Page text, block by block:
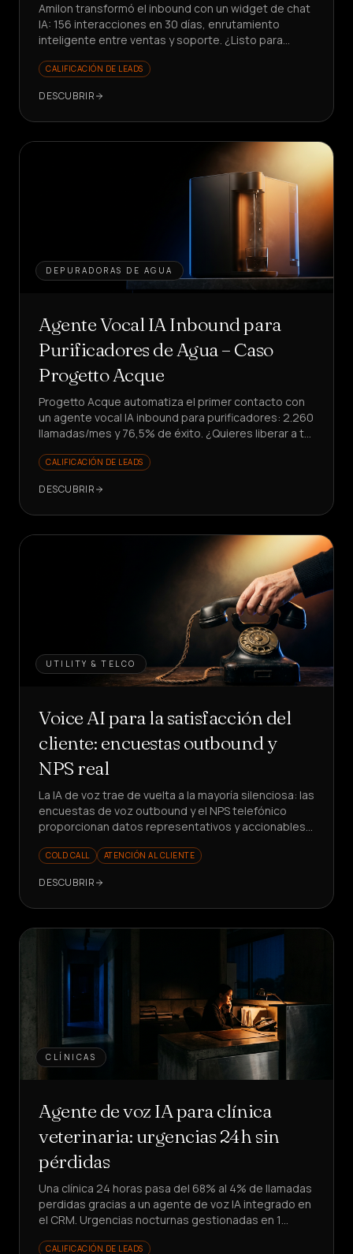
Amilon transformó el inbound con un widget de chat
IA: 156 interacciones en 30 días, enrutamiento
inteligente entre ventas y soporte. ¿Listo para
CALIFICACIÓN DE LEADS
DESCUBRIR
DEPURADORAS DE AGUA
Agente Vocal IA Inbound para
Purificadores de Agua – Caso
Progetto Acque
Progetto Acque automatiza el primer contacto con
un agente vocal IA inbound para purificadores: 2.260
llamadas/mes y 76,5% de éxito. ¿Quieres liberar a tu
CALIFICACIÓN DE LEADS
DESCUBRIR
UTILITY & TELCO
Voice AI para la satisfacción del
cliente: encuestas outbound y
NPS real
La IA de voz trae de vuelta a la mayoría silenciosa: las
encuestas de voz outbound y el NPS telefónico
proporcionan datos representativos y accionables.
COLD CALL ATENCIÓN AL CLIENTE
DESCUBRIR
CLÍNICAS
Agente de voz IA para clínica
veterinaria: urgencias 24h sin
pérdidas
Una clínica 24 horas pasa del 68% al 4% de llamadas
perdidas gracias a un agente de voz IA integrado en
el CRM. Urgencias nocturnas gestionadas en 1
CALIFICACIÓN DE LEADS